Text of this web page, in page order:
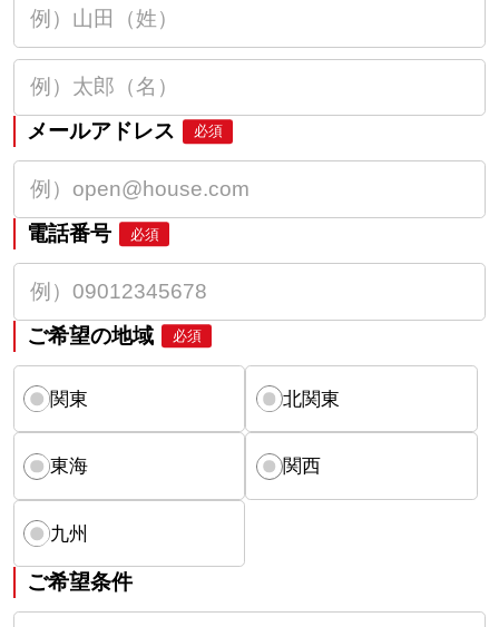
メールアドレス 必須
電話番号 必須
ご希望の地域 必須
関東 北関東
東海 関西
九州
ご希望条件